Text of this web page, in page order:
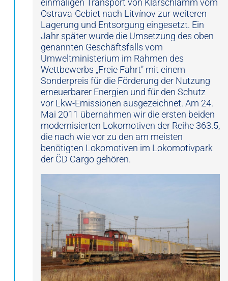
einmaligen Transport von Klärschlamm vom
Ostrava-Gebiet nach Litvínov zur weiteren
Lagerung und Entsorgung eingesetzt. Ein
Jahr später wurde die Umsetzung des oben
genannten Geschäftsfalls vom
Umweltministerium im Rahmen des
Wettbewerbs „Freie Fahrt" mit einem
Sonderpreis für die Förderung der Nutzung
erneuerbarer Energien und für den Schutz
vor Lkw-Emissionen ausgezeichnet. Am 24.
Mai 2011 übernahmen wir die ersten beiden
modernisierten Lokomotiven der Reihe 363.5,
die nach wie vor zu den am meisten
benötigten Lokomotiven im Lokomotivpark
der ČD Cargo gehören.